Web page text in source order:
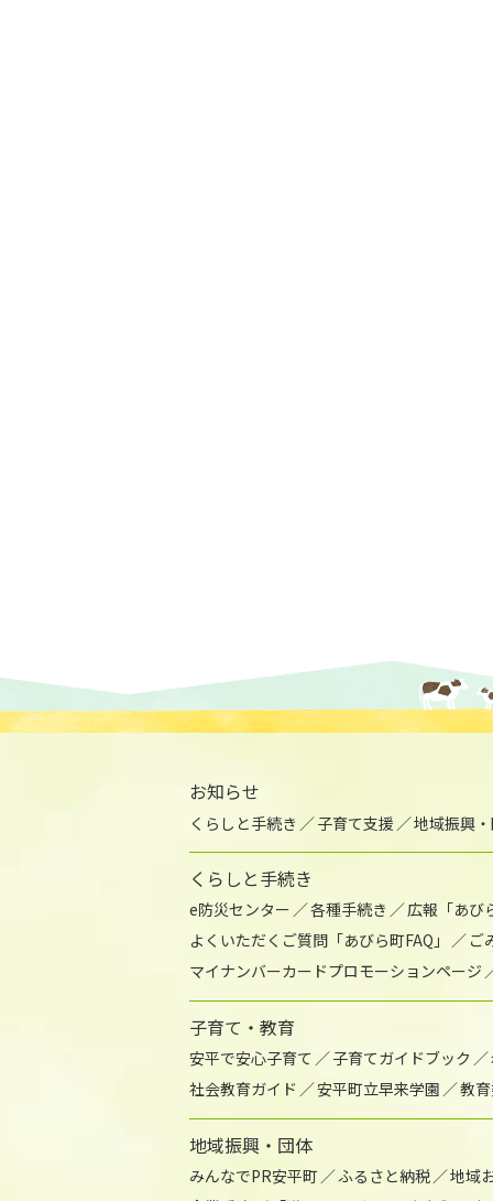
お知らせ
くらしと手続き 子育て支援 地域振興
くらしと手続き
e防災センター 各種手続き 広報「あび
よくいただくご質問「あびら町FAQ」
ご
マイナンバーカードプロモーションページ
子育て・教育
安平で安心子育て 子育てガイドブック
社会教育ガイド
安平町立早来学園 教
地域振興・団体
みんなでPR安平町 ふるさと納税 地域